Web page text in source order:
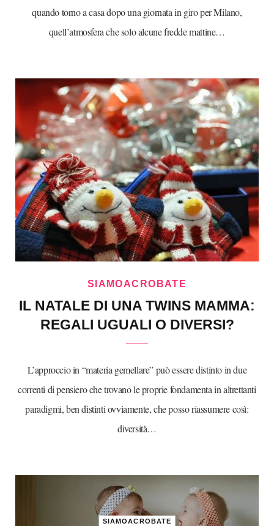
quando torno a casa dopo una giornata in giro per Milano,
quell’atmosfera che solo alcune fredde mattine…
SIAMOACROBATE
IL NATALE DI UNA TWINS MAMMA:
REGALI UGUALI O DIVERSI?
L’approccio in “materia gemellare” può essere distinto in due
correnti di pensiero che trovano le proprie fondamenta in altrettanti
paradigmi, ben distinti ovviamente, che posso riassumere così:
diversità…
SIAMOACROBATE